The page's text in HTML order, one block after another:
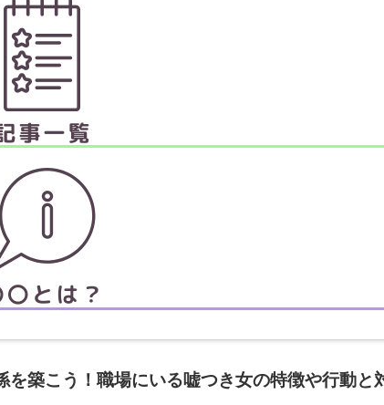
を築こう！職場にいる嘘つき女の特徴や行動と